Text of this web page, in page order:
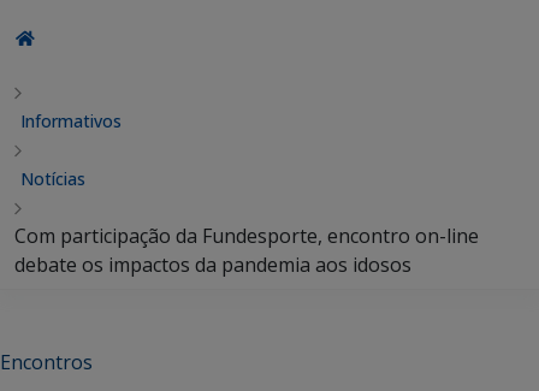
Informativos
Notícias
Com participação da Fundesporte, encontro on-line
debate os impactos da pandemia aos idosos
Encontros